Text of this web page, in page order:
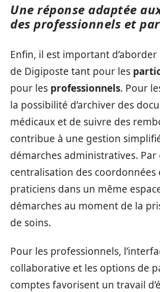
Une réponse adaptée
des professionnels et
Enfin, il est important d’aborder
de Digiposte tant pour les
pour les professionnels. Pour
la possibilité d’archiver des
médicaux et de suivre des
contribue à une gestion
démarches administratives. Par
centralisation des
praticiens dans un même
démarches au moment de la
de soins.
Pour les professionnels,
collaborative et les options de
comptes favorisent un travail